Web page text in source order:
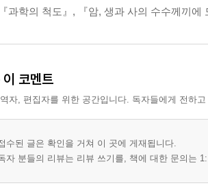
포와 ES세포는 쌍둥이
포의 안전성
케줄
들만으로는 완성될 수 없는 연구
는 자긍심
『과학의 척도』, 『암, 생과 사의 수수께끼
이 코멘트
자, 편집자를 위한 공간입니다. 독자들에게 전하
수된 글은 확인을 거쳐 이 곳에 게재됩니다.
자 분들의 리뷰는 리뷰 쓰기를, 책에 대한 문의는